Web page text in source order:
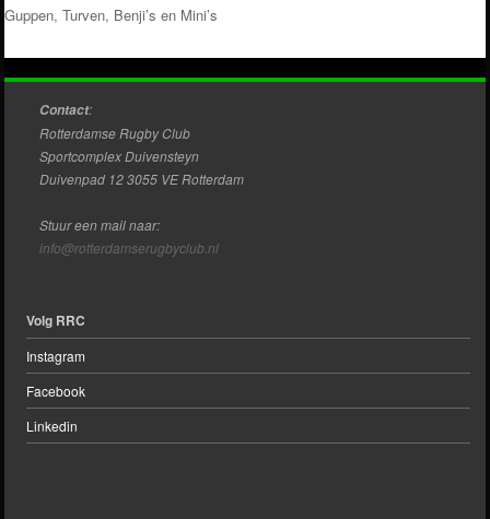
Post navigation
Guppen, Turven, Benji’s en Mini’s
Contact:
Rotterdamse Rugby Club
Sportcomplex Duivensteyn
Duivenpad 12 3055 VE Rotterdam
Stuur een mail naar:
info@rotterdamserugbyclub.nl
Volg RRC
Instagram
Facebook
Linkedin